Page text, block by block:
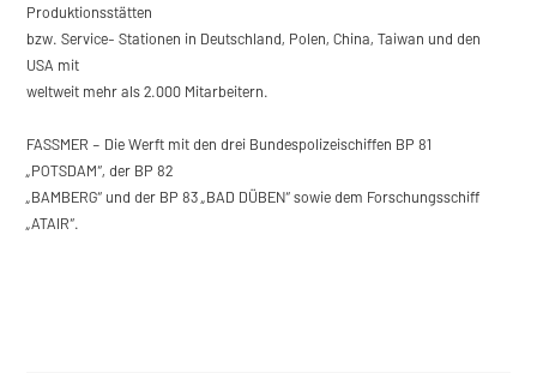
Produktionsstätten
bzw. Service- Stationen in Deutschland, Polen, China, Taiwan und den
USA mit
weltweit mehr als 2.000 Mitarbeitern.
FASSMER – Die Werft mit den drei Bundespolizeischiffen BP 81
„POTSDAM“, der BP 82
„BAMBERG“ und der BP 83 „BAD DÜBEN“ sowie dem Forschungsschiff
„ATAIR“.